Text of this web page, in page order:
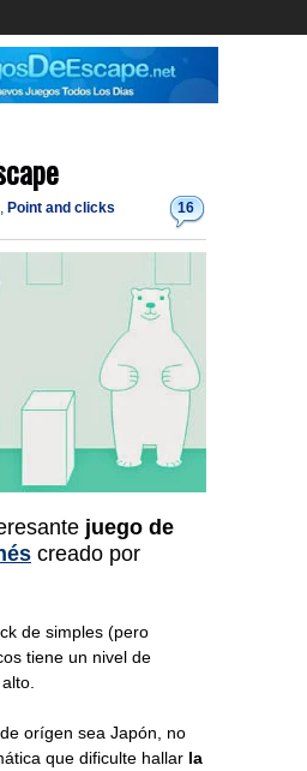
16
, Point and clicks
juego de
creado por
de simples (pero
tiene un nivel de
orígen sea Japón, no
que dificulte hallar la